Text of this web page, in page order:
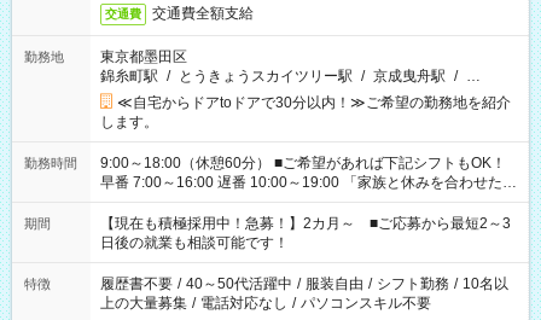
交通費 交通費全額支給
勤務地
東京都墨田区
錦糸町駅 / とうきょうスカイツリー駅 / 京成曳舟駅 / …
≪自宅からドアtoドアで30分以内！≫ご希望の勤務地を紹介
します。
勤務時間
9:00～18:00（休憩60分） ■ご希望があれば下記シフトもOK！
早番 7:00～16:00 遅番 10:00～19:00 「家族と休みを合わせた
い」 「余裕を持って夕飯の準備がしたい」 「できれば残業はし
たくない」 など、ご希望を教えてくださいね。 ※Wワーク希望
の方へ 今ご覧のお仕事で希望する勤務時間と、もう1つのお仕事
の勤務時間。 合計で週40時間を超える場合は応募できません。
期間
【現在も積極採用中！急募！】2カ月～ ■ご応募から最短2～3
日後の就業も相談可能です！
特徴 履歴書不要 / 40～50代活躍中 / 服装自由 / シフト勤務 / 10名以
上の大量募集 / 電話対応なし / パソコンスキル不要